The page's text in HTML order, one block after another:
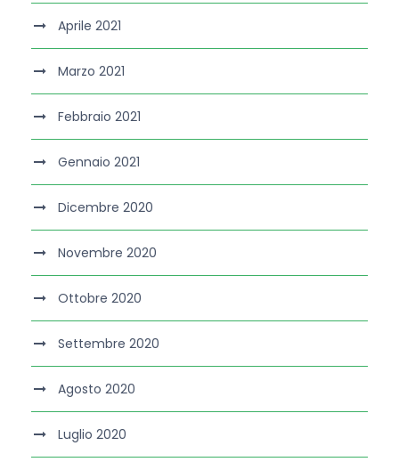
Aprile 2021
Marzo 2021
Febbraio 2021
Gennaio 2021
Dicembre 2020
Novembre 2020
Ottobre 2020
Settembre 2020
Agosto 2020
Luglio 2020